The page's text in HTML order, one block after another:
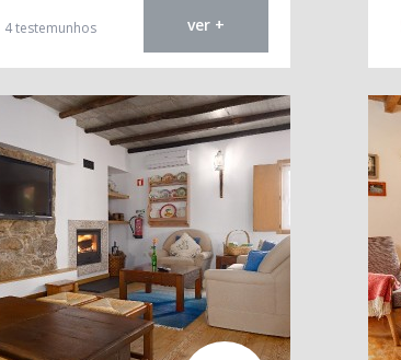
4 testemunhos ver +